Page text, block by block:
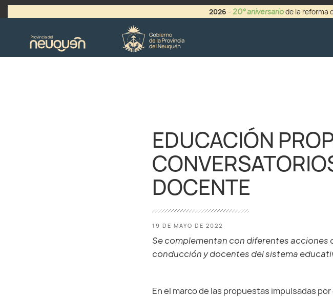
2026 - 20° aniversariode la reforma
EDUCACIÓN
DOCENTE
19 DE MAYO DE 2022
Se complementan con diferentes
conducción y docentes del sistema
En el marco de las propuestas impulsadas